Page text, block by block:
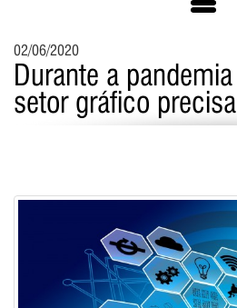
02/06/2020
Durante a
setor gráfico